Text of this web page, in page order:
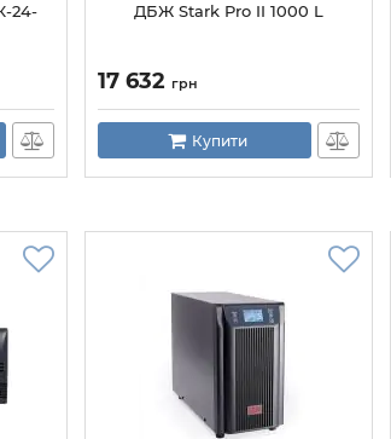
24-
ДБЖ Stark Pro II 1000 L
17 632 грн
Купити